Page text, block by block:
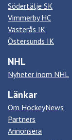
Södertälje SK
Vimmerby HC
Västerås IK
Östersunds IK
NHL
Nyheter inom NHL
Länkar
Om HockeyNews
Partners
Annonsera